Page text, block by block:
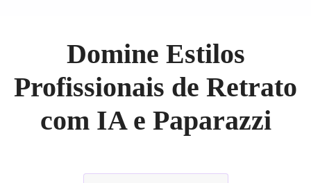
Domine Estilos
Profissionais de Retrato
com IA e Paparazzi